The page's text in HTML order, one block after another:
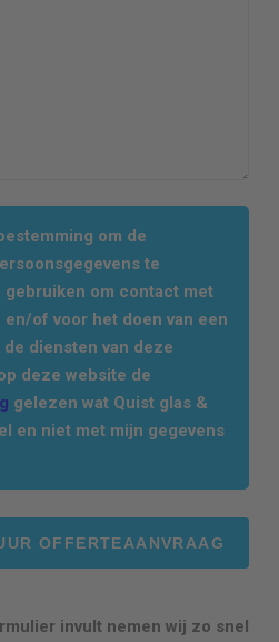
om de
te
gebruiken om contact met
en/of voor het doen van een
diensten van deze
deze website de
gelezen wat Quist glas &
en niet met mijn gegevens
invult nemen wij zo snel